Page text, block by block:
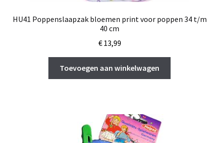
HU41 Poppenslaapzak bloemen print voor poppen 34 t/m
40 cm
€13,99
Toevoegen aan winkelwagen